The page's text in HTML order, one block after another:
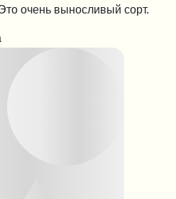
очень выносливый сорт.